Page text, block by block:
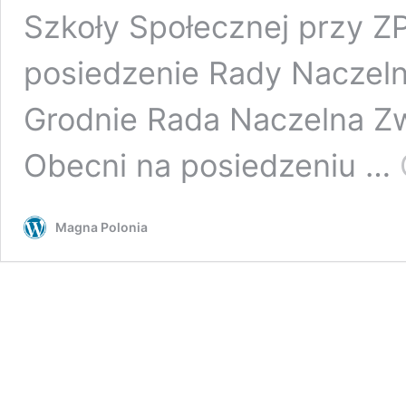
Szkoły Społecznej przy
posiedzenie Rady
Grodnie Rada Naczelna
Obecni na posiedzeniu …
Magna Polonia